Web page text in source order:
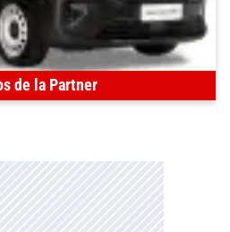
de la Partner